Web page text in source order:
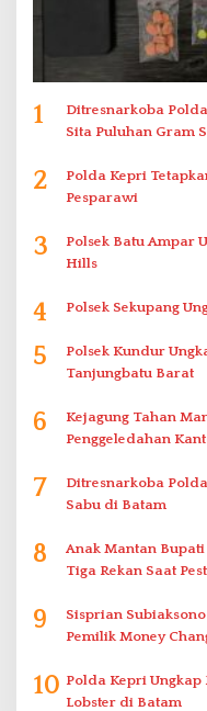
1
Ditresnarkoba
Sita Puluhan Gram
2
Polda Kepri
Pesparawi
3
Polsek Batu Ampar
Hills
4 Polsek Sekupang
5
Polsek Kundur
Tanjungbatu Barat
6
Kejagung Tahan
Penggeledahan
7
Ditresnarkoba
Sabu di Batam
8
Anak Mantan
Tiga Rekan Saat
9
Sisprian
Pemilik Money
10 Polda Kepri Ungkap
Lobster di Batam